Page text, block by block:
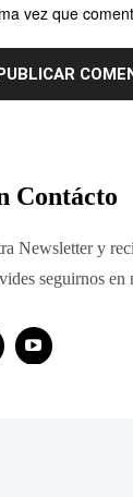
vez que
Contácto
Newsletter y
seguirnos en